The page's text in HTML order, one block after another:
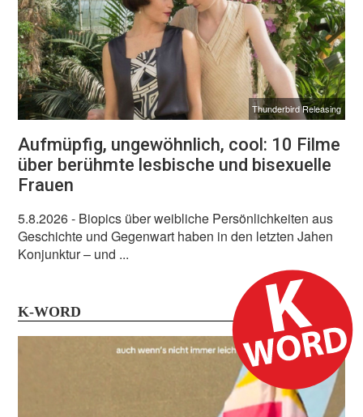
Thunderbird Releasing
Aufmüpfig, ungewöhnlich, cool: 10 Filme
über berühmte lesbische und bisexuelle
Frauen
5.8.2026- Biopics über weibliche Persönlichkeiten aus
Geschichte und Gegenwart haben in den letzten Jahen
Konjunktur – und ...
K-WORD